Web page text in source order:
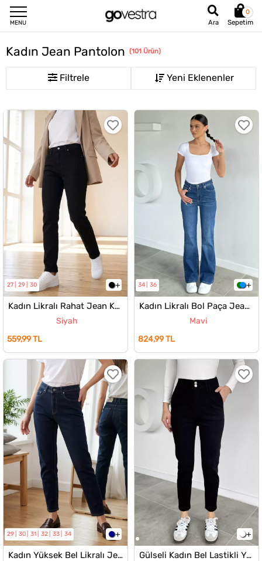
MENU Ara
0
Sepetim
Kadın Jean Pantolon (101 Ürün)
Filtrele
27 29 30
Kadın Likralı Rahat Jean Kot Pantolon
Siyah
559,99 TL
34 36
Kadın Likralı Bol Paça Jean Kot Pantolon
Mavi
824,99 TL
29 30 31 32 33 34
Kadın Yüksek Bel Likralı Jean Kot Pantolon Gülseli Kadın Bel Lastikli Yüksek Bel Jean Kot Pantolon